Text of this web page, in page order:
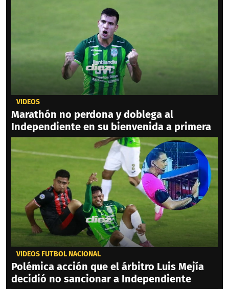
VIDEOS
Marathón no perdona y doblega al
Independiente en su bienvenida a primera
VIDEOS FÚTBOL NACIONAL
Polémica acción que el árbitro Luis Mejía
decidió no sancionar a Independiente